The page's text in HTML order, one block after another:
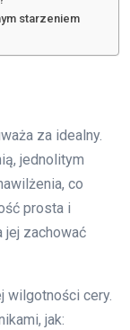
starzeniem
za idealny.
jednolitym
co
prosta i
jej zachować
wilgotności cery.
jak: